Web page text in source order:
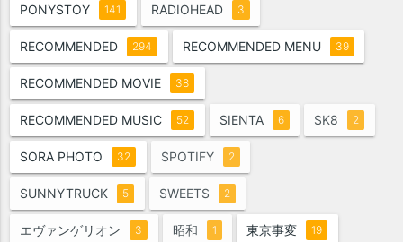
PONYSTOY 141 RADIOHEAD 3
RECOMMENDED 294 RECOMMENDED MENU 39
RECOMMENDED MOVIE 38
RECOMMENDED MUSIC 52 SIENTA 6 SK8 2
SORA PHOTO 32 SPOTIFY 2
SUNNYTRUCK 5 SWEETS 2
エヴァンゲリオン 3 昭和 1 東京事変 19